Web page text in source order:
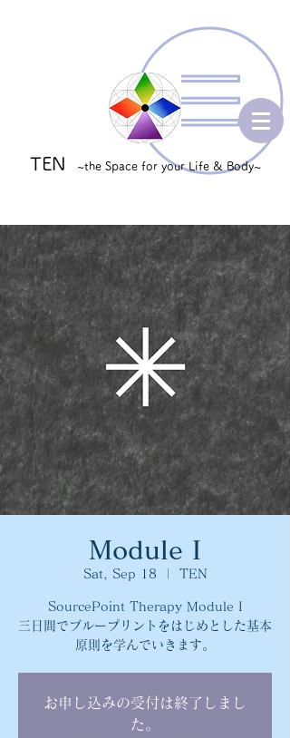
TEN ~the Space for your Life & Body~
Module I
Sat, Sep 18 TEN
SourcePoint Therapy Module I
三日間でブループリントをはじめとした基本
原則を学んでいきます。
お申し込みの受付は終了しまし
た。